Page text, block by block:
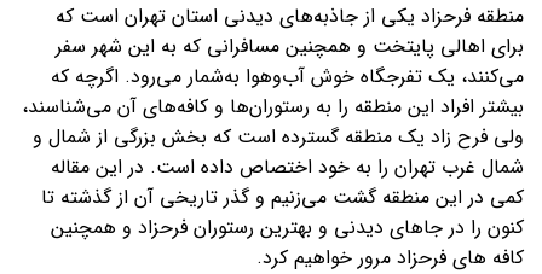
منطقه فرحزاد یکی از جاذبه‌های دیدنی استان تهران است که
برای اهالی پایتخت و همچنین مسافرانی که به این شهر سفر
می‌کنند، یک تفرجگاه خوش آب‌وهوا به‌شمار می‌رود. اگرچه که
بیشتر افراد این منطقه را به رستوران‌ها و کافه‌های آن می‌شناسند،
ولی فرح زاد یک منطقه گسترده است که بخش بزرگی از شمال و
شمال غرب تهران را به خود اختصاص داده است. در این مقاله
کمی در این منطقه گشت می‌زنیم و گذر تاریخی آن از گذشته تا
کنون را در جاهای دیدنی و بهترین رستوران فرحزاد و همچنین
کافه های فرحزاد مرور خواهیم کرد.